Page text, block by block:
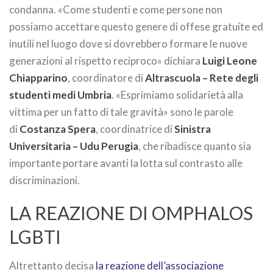
condanna. «Come studenti e come persone non
possiamo accettare questo genere di offese gratuite ed
inutili nel luogo dove si dovrebbero formare le nuove
generazioni al rispetto reciproco» dichiara Luigi Leone
Chiapparino, coordinatore diAltrascuola – Rete degli
studenti medi Umbria. «Esprimiamo solidarietà alla
vittima per un fatto di tale gravità» sono le parole
di Costanza Spera, coordinatrice diSinistra
Universitaria – Udu Perugia, che ribadisce quanto sia
importante portare avanti la lotta sul contrasto alle
discriminazioni.
LA REAZIONE DI OMPHALOS
LGBTI
Altrettanto decisa la reazione dell’associazione